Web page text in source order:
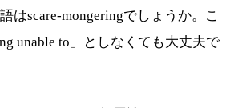
はscare-mongeringでしょうか。こ
unable to」としなくても大丈夫で